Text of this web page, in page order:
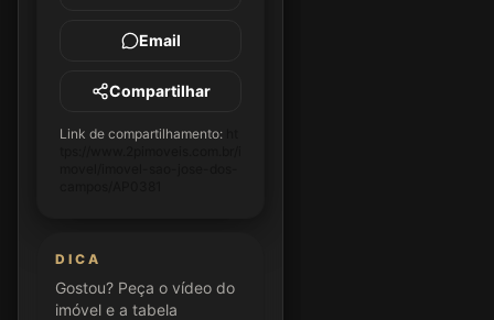
Email
Compartilhar
Link de compartilhamento:
DICA
Gostou? Peça o vídeo do
imóvel e a tabela